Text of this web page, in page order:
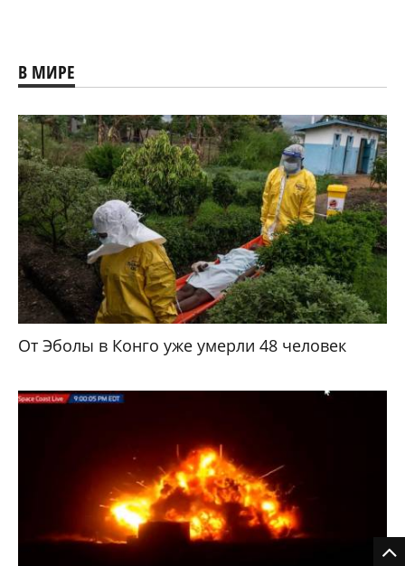
В МИРЕ
От Эболы в Конго уже умерли 48 человек